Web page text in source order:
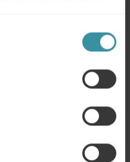
van klanten en
te maken waarbij er